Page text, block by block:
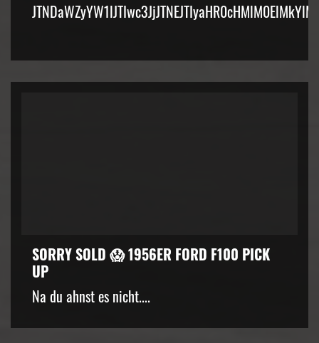
SORRY SOLD 😱 1956ER FORD F100 PICK
UP
Na du ahnst es nicht....